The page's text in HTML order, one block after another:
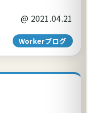
@ 2021.04.21
Workerブログ